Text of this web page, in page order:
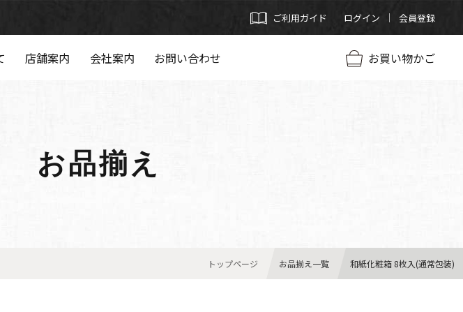
ご利用ガイド ログイン 会員登録
店舗案内 会社案内 お問い合わせ お買い物かご
お品揃え
トップページ お品揃え一覧 和紙化粧箱 8枚入(通常包装)